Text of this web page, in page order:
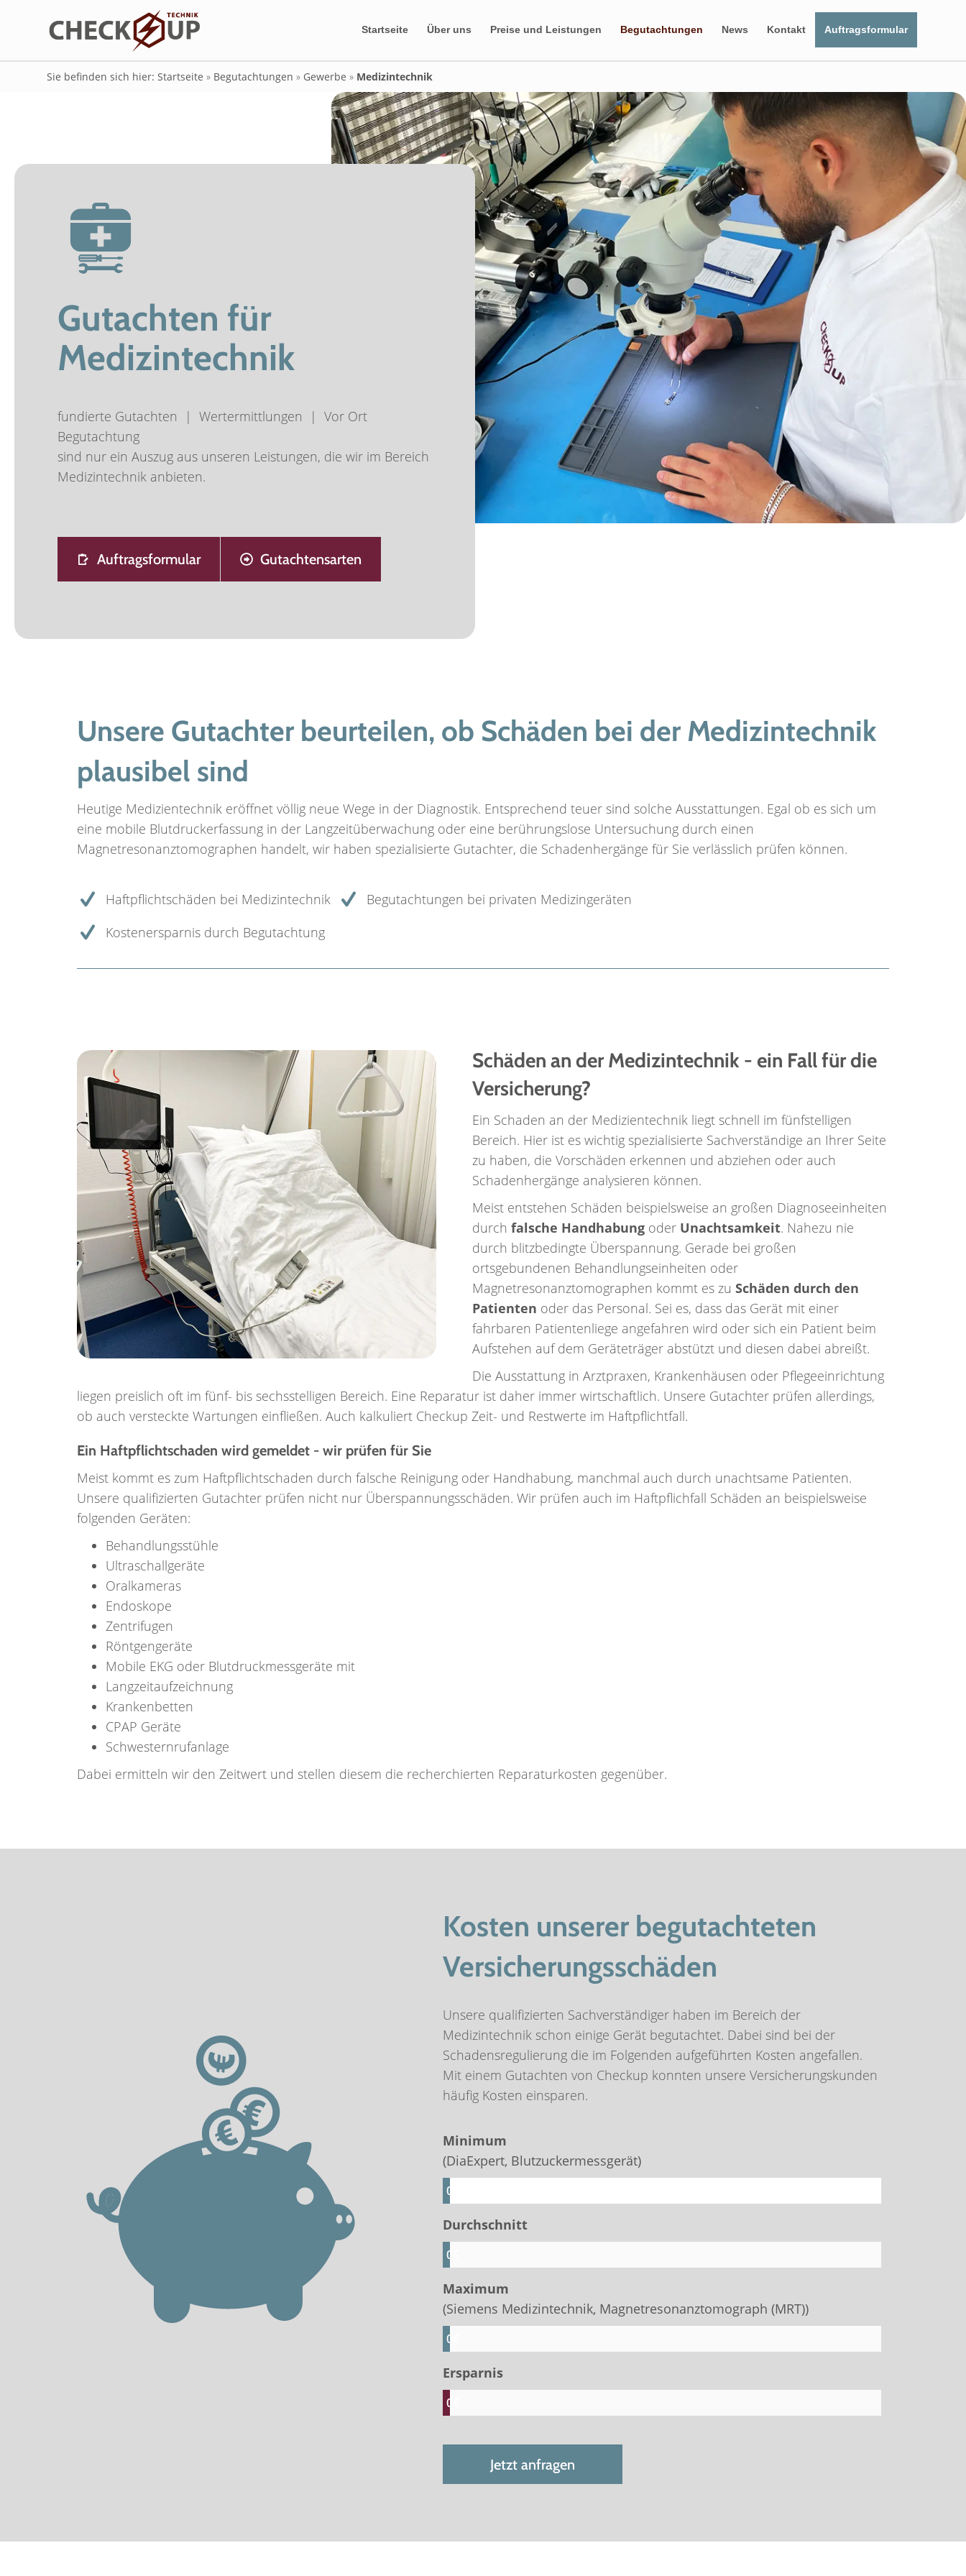
Startseite Über uns Preise und Leistungen Begutachtungen News Kontakt Auftragsformular
Sie befinden sich hier: Startseite » Begutachtungen » Gewerbe » Medizintechnik
Gutachten für
Medizintechnik
fundierte Gutachten | Wertermittlungen | Vor Ort
Begutachtung
sind nur ein Auszug aus unseren Leistungen, die wir im Bereich
Medizintechnik anbieten.
Auftragsformular Gutachtensarten
Unsere Gutachter beurteilen, ob Schäden bei der Medizintechnik
plausibel sind
Heutige Medizientechnik eröffnet völlig neue Wege in der Diagnostik. Entsprechend teuer sind solche Ausstattungen. Egal ob es sich um
eine mobile Blutdruckerfassung in der Langzeitüberwachung oder eine berührungslose Untersuchung durch einen
Magnetresonanztomographen handelt, wir haben spezialisierte Gutachter, die Schadenhergänge für Sie verlässlich prüfen können.
Haftpflichtschäden bei Medizintechnik
Begutachtungen bei privaten Medizingeräten
Kostenersparnis durch Begutachtung
Schäden an der Medizintechnik - ein Fall für die
Versicherung?
Ein Schaden an der Medizientechnik liegt schnell im fünfstelligen
Bereich. Hier ist es wichtig spezialisierte Sachverständige an Ihrer Seite
zu haben, die Vorschäden erkennen und abziehen oder auch
Schadenhergänge analysieren können.
Meist entstehen Schäden beispielsweise an großen Diagnoseeinheiten
durch falsche Handhabung oder Unachtsamkeit. Nahezu nie
durch blitzbedingte Überspannung. Gerade bei großen
ortsgebundenen Behandlungseinheiten oder
Magnetresonanztomographen kommt es zu Schäden durch den
Patienten oder das Personal. Sei es, dass das Gerät mit einer
fahrbaren Patientenliege angefahren wird oder sich ein Patient beim
Aufstehen auf dem Geräteträger abstützt und diesen dabei abreißt.
Die Ausstattung in Arztpraxen, Krankenhäusen oder Pflegeeinrichtung
liegen preislich oft im fünf- bis sechsstelligen Bereich. Eine Reparatur ist daher immer wirtschaftlich. Unsere Gutachter prüfen allerdings,
ob auch versteckte Wartungen einfließen. Auch kalkuliert Checkup Zeit- und Restwerte im Haftpflichtfall.
Ein Haftpflichtschaden wird gemeldet - wir prüfen für Sie
Meist kommt es zum Haftpflichtschaden durch falsche Reinigung oder Handhabung, manchmal auch durch unachtsame Patienten.
Unsere qualifizierten Gutachter prüfen nicht nur Überspannungsschäden. Wir prüfen auch im Haftpflichfall Schäden an beispielsweise
folgenden Geräten:
Behandlungsstühle
Ultraschallgeräte
Oralkameras
Endoskope
Zentrifugen
Röntgengeräte
Mobile EKG oder Blutdruckmessgeräte mit
Langzeitaufzeichnung
Krankenbetten
CPAP Geräte
Schwesternrufanlage
Dabei ermitteln wir den Zeitwert und stellen diesem die recherchierten Reparaturkosten gegenüber.
Kosten unserer begutachteten
Versicherungsschäden
Unsere qualifizierten Sachverständiger haben im Bereich der
Medizintechnik schon einige Gerät begutachtet. Dabei sind bei der
Schadensregulierung die im Folgenden aufgeführten Kosten angefallen.
Mit einem Gutachten von Checkup konnten unsere Versicherungskunden
häufig Kosten einsparen.
Minimum
(DiaExpert, Blutzuckermessgerät)
0
Durchschnitt
0
Maximum
(Siemens Medizintechnik, Magnetresonanztomograph (MRT))
0
Ersparnis
0
Jetzt anfragen